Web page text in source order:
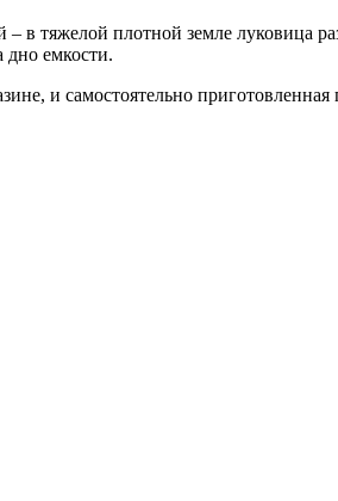
тяжелой плотной земле луковица
дно емкости.
и самостоятельно приготовленная